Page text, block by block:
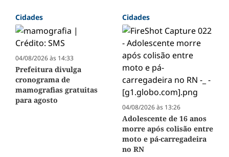
Cidades
04/08/2026 às 14:33
Prefeitura divulga
cronograma de
mamografias gratuitas
para agosto
Cidades
04/08/2026 às 13:26
Adolescente de 16 anos
morre após colisão entre
moto e pá-carregadeira
no RN